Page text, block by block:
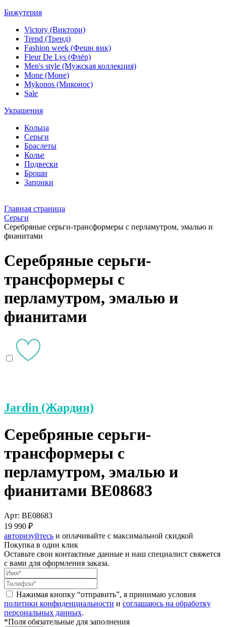
Бижутерия
Victory (Виктори)
Trend (Тренд)
Fashion week (Фешн вик)
Fleur De Lys (Флёр)
Men's style (Мужская коллекция)
Mone (Моне)
Mykonos (Миконос)
Sale
Украшения
Кольца
Серьги
Браслеты
Колье
Подвески
Броши
Запонки
Главная страница
Серьги
Серебряные серьги-трансформеры с перламутром, эмалью и
фианитами
Серебряные серьги-
трансформеры с
перламутром, эмалью и
фианитами
Jardin (Жардин)
Серебряные серьги-
трансформеры с
перламутром, эмалью и
фианитами BE08683
Арт: BE08683
19 990 ₽
авторизуйтесь и оплачивайте с максимальной скидкой
Покупка в один клик
Оставьте свои контактные данные и наш специалист свяжется
с вами для оформления заказа.
Нажимая кнопку “отправить”, я принимаю условия
политики конфиденциальности и соглашаюсь на обработку
персональных данных.
*Поля обязательные для заполнения